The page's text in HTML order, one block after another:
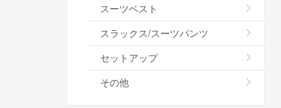
スーツベスト
スラックス/スーツパンツ
セットアップ
その他